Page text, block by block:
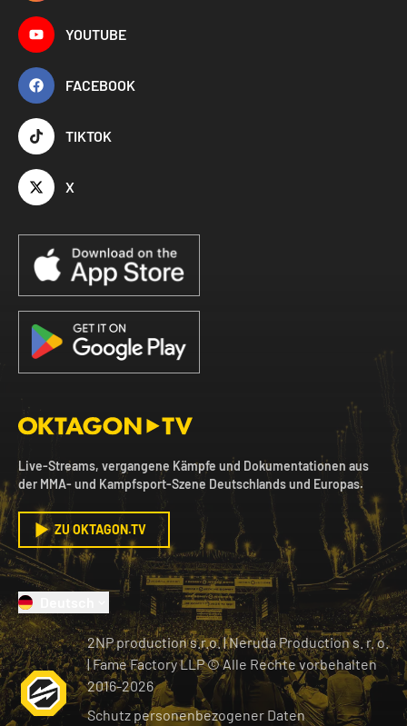
YOUTUBE
FACEBOOK
TIKTOK
X
Live-Streams, vergangene Kämpfe und Dokumentationen aus
der MMA- und Kampfsport-Szene Deutschlands und Europas.
ZU OKTAGON.TV
2NP production s.r.o.|Neruda Production s. r. o.
| Fame Factory LLP © Alle Rechte vorbehalten
2016-2026
Schutz personenbezogener Daten